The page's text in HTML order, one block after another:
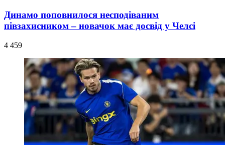
Динамо поповнилося несподіваним
півзахисником – новачок має досвід у Челсі
4 459